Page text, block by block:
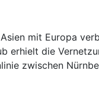
mit Europa
erhielt die
zwischen